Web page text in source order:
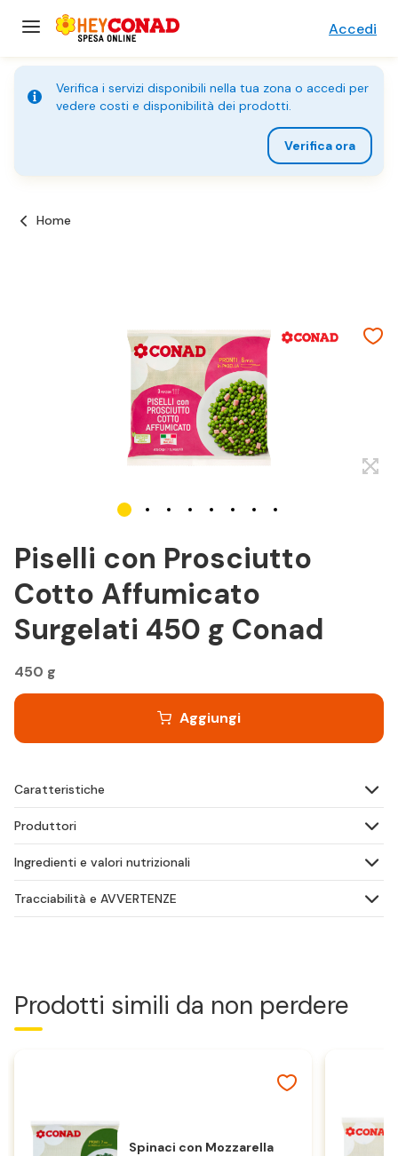
Accedi
Verifica i servizi disponibili nella tua zona o accedi per
vedere costi e disponibilità dei prodotti.
Verifica ora
Home
Piselli con Prosciutto
Cotto Affumicato
Surgelati 450 g Conad
450 g
Aggiungi
Caratteristiche
Produttori
Ingredienti e valori nutrizionali
Tracciabilità e AVVERTENZE
Prodotti simili da non perdere
Spinaci con Mozzarella